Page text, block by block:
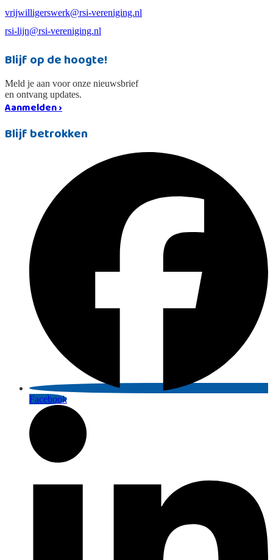
vrijwilligerswerk@rsi-vereniging.nl
rsi-lijn@rsi-vereniging.nl
Blijf op de hoogte!
Meld je aan voor onze nieuwsbrief
en ontvang updates.
Aanmelden ›
Blijf betrokken
Facebook